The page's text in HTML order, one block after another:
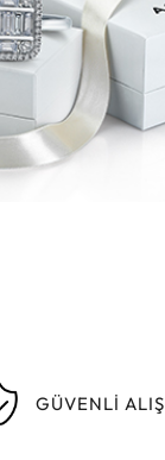
GÜVENLİ